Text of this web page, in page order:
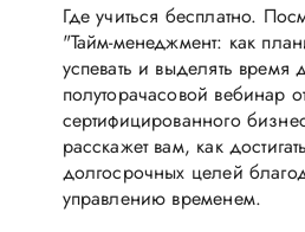
Где учиться бесплатно.
"Тайм-менеджмент: как
успевать и выделять время
полуторачасовой вебинар
сертифицированного
расскажет вам, как
долгосрочных целей
управлению временем.